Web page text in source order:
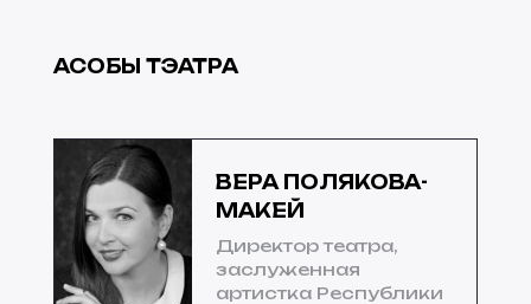
АСОБЫ ТЭАТРА
ВЕРА ПОЛЯКОВА-
МАКЕЙ
Директор театра,
заслуженная
артистка Республики